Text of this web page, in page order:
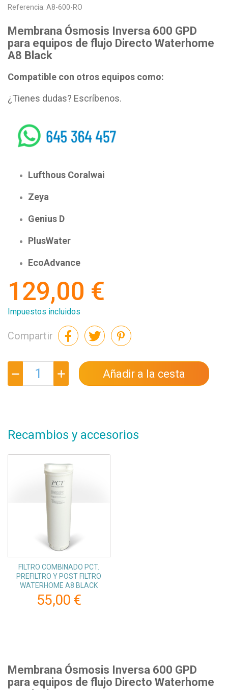
Referencia: A8-600-RO
Membrana Ósmosis Inversa 600 GPD
para equipos de flujo Directo Waterhome
A8 Black
Compatible con otros equipos como:
¿Tienes dudas? Escríbenos.
whatsapp
Lufthous Coralwai
Zeya
Genius D
PlusWater
EcoAdvance
129,00 €
Impuestos incluidos
Compartir
Añadir a la cesta
Recambios y accesorios
FILTRO COMBINADO PCT.
PREFILTRO Y POST FILTRO
WATERHOME A8 BLACK
55,00 €
Membrana Ósmosis Inversa 600 GPD
para equipos de flujo Directo Waterhome